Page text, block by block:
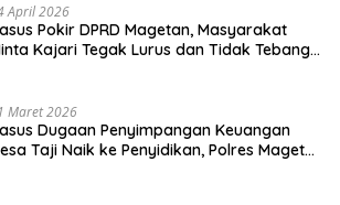
April 2026
Pokir DPRD Magetan, Masyarakat
Kajari Tegak Lurus dan Tidak Tebang
Maret 2026
Dugaan Penyimpangan Keuangan
Taji Naik ke Penyidikan, Polres Magetan